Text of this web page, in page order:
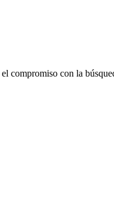
compromiso con la